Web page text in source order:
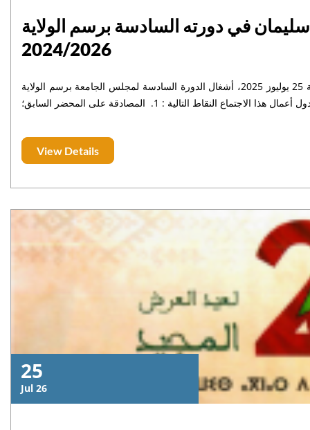
في دورته السادسة برسم الولاية
2024/2026
ترأس الأستاذ خاليد مهدي، رئيس جامعة السلطان مولاي سليمان بالنيابة، الجمعة 25 يوليوز 2025، أشغال الدورة السادسة لمجلس الجامعة برسم الولاية
View Details
25
Jul 26